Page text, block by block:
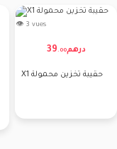
👁 3 vues
39 . 00درهم
X1 حقيبة تخزين محمولة